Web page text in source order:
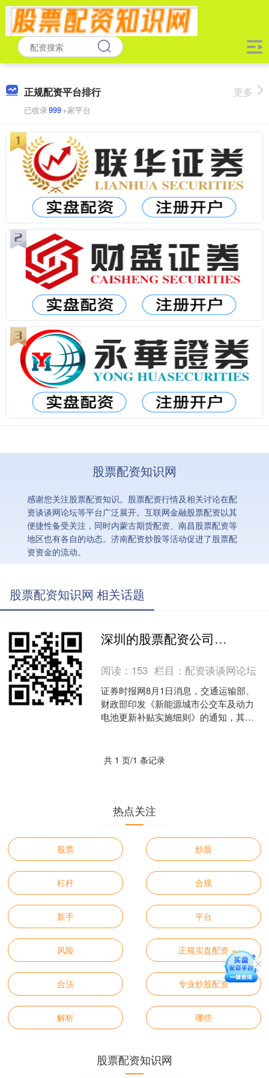
正规配资平台排行
已收录999+家平台
更多
股票配资知识网
感谢您关注股票配资知识。股票配资行情及相关讨论在配
资谈谈网论坛等平台广泛展开。互联网金融股票配资以其
便捷性备受关注，同时内蒙古期货配资、南昌股票配资等
地区也有各自的动态。济南配资炒股等活动促进了股票配
资资金的流动。
股票配资知识网 相关话题
深圳的股票配资公司 两部门：城市公交企业更新新能源公交车，每辆平均补贴8万
阅读： 153 栏目： 配资谈谈网论坛
证券时报网8月1日消息，交通运输部、
财政部印发《新能源城市公交车及动力
电池更新补贴实施细则》的通知，其中
共 1 页/1 条记录
热点关注
股票 炒股
杠杆 合规
新手 平台
风险 正规实盘配资
合法 专业炒股配资
解析 哪些
股票配资知识网